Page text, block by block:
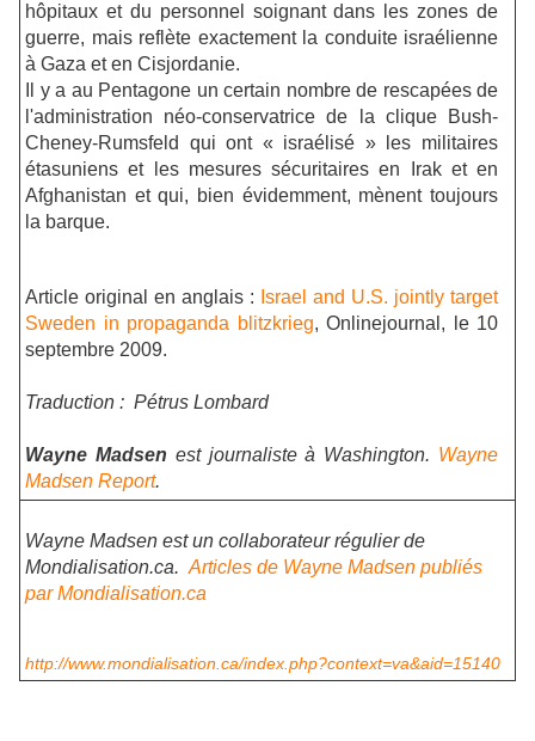
hôpitaux et du personnel soignant dans les zones de
guerre, mais reflète exactement la conduite israélienne
à Gaza et en Cisjordanie.
Il y a au Pentagone un certain nombre de rescapées de
l'administration néo-conservatrice de la clique Bush-
Cheney-Rumsfeld qui ont « israélisé » les militaires
étasuniens et les mesures sécuritaires en Irak et en
Afghanistan et qui, bien évidemment, mènent toujours
la barque.
Article original en anglais : Israel and U.S. jointly target
Sweden in propaganda blitzkrieg, Onlinejournal, le 10
septembre 2009.
Traduction : Pétrus Lombard
Wayne Madsen est journaliste à Washington. Wayne
Madsen Report.
Wayne Madsen est un collaborateur régulier de
Mondialisation.ca. Articles de Wayne Madsen publiés
par Mondialisation.ca
http://www.mondialisation.ca/index.php?context=va&aid=15140